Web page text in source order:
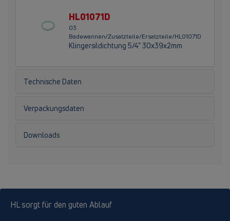
HL01071D
03
Badewannen/Zusatzteile/Ersatzteile/HL01071D
Klingersildichtung 5/4" 30x39x2mm
Technische Daten
Verpackungsdaten
Downloads
HL sorgt für den guten Ablauf